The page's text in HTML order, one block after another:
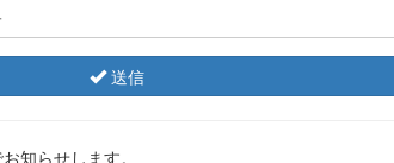
送信
知らせします。